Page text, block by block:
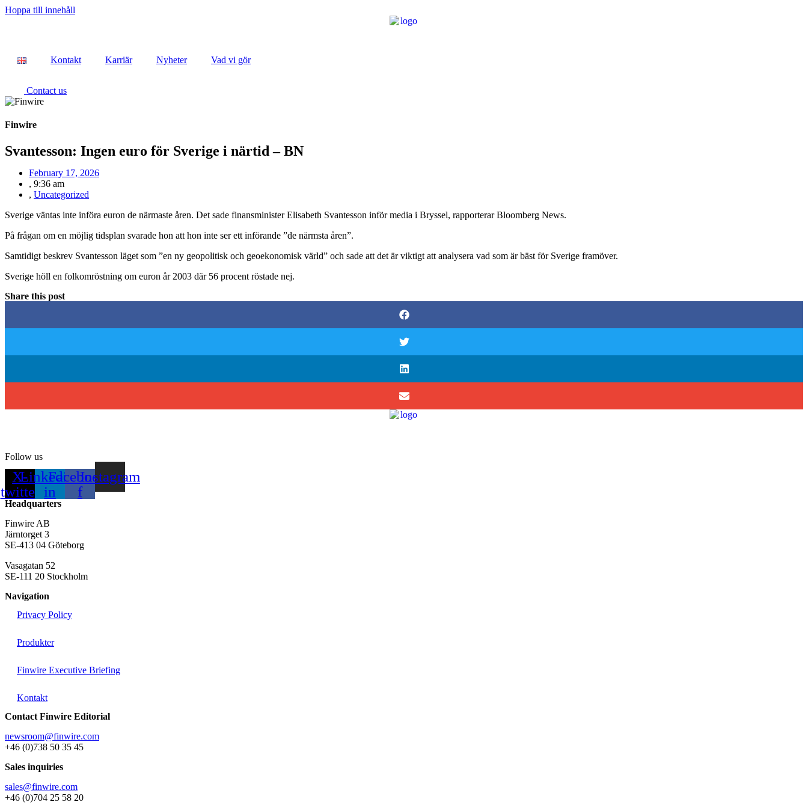
Hoppa till innehåll
Kontakt Karriär Nyheter Vad vi gör
Contact us
Finwire
Svantesson: Ingen euro för Sverige i närtid – BN
February 17, 2026
, 9:36 am
, Uncategorized
Sverige väntas inte införa euron de närmaste åren. Det sade finansminister Elisabeth Svantesson inför media i Bryssel, rapporterar Bloomberg News.
På frågan om en möjlig tidsplan svarade hon att hon inte ser ett införande ”de närmsta åren”.
Samtidigt beskrev Svantesson läget som ”en ny geopolitisk och geoekonomisk värld” och sade att det är viktigt att analysera vad som är bäst för Sverige framöver.
Sverige höll en folkomröstning om euron år 2003 där 56 procent röstade nej.
Share this post
Follow us
X-
twitter
Linkedin-
in
Facebook-
f
Instagram
Headquarters
Finwire AB
Järntorget 3
SE-413 04 Göteborg
Vasagatan 52
SE-111 20 Stockholm
Navigation
Privacy Policy
Produkter
Finwire Executive Briefing
Kontakt
Contact Finwire Editorial
newsroom@finwire.com
+46 (0)738 50 35 45
Sales inquiries
sales@finwire.com
+46 (0)704 25 58 20